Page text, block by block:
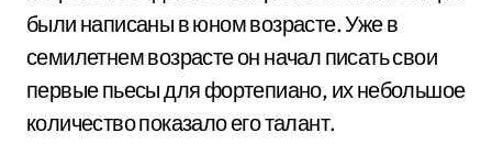
были написаны в юном возрасте. Уже в
семилетнем возрасте он начал писать свои
первые пьесы для фортепиано, их небольшое
количество показало его талант.